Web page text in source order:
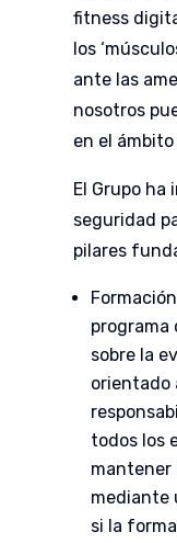
fitness
los
ante las
nosotros
en el ámbito
El Grupo
seguridad
pilares
sobre la
orientado
todos los
mantener
mediante
si la